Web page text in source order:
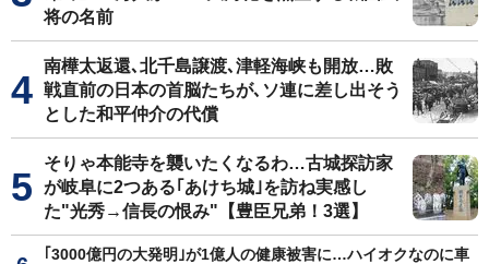
将の名前
南樺太返還､北千島譲渡､津軽海峡も開放…敗
戦直前の日本の首脳たちが､ソ連に差し出そう
とした和平仲介の代償
そりゃ本能寺を襲いたくなるわ…古城探訪家
が岐阜に2つある｢あけち城｣を訪ね実感し
た"光秀→信長の恨み"【豊臣兄弟！3選】
｢3000億円の大発明｣が1億人の健康被害に…ハイオクなのに車